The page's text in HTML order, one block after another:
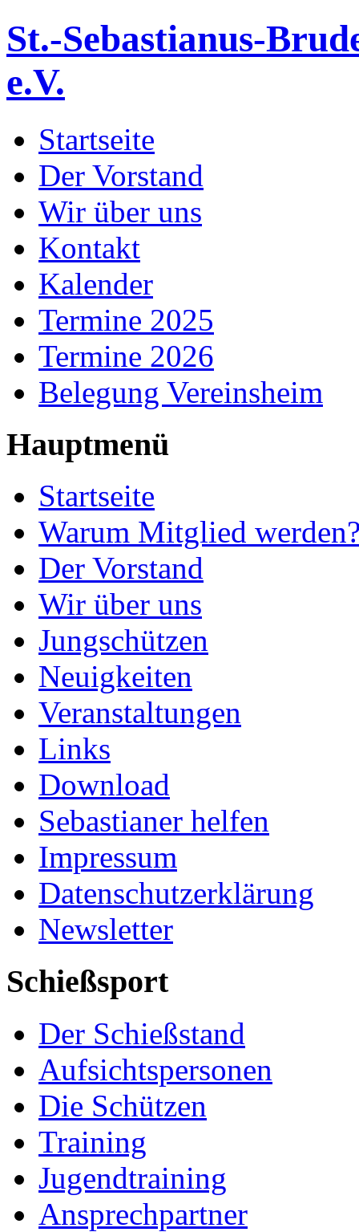
St.-Sebastianus-
e.V.
Startseite
Der Vorstand
Wir über uns
Kontakt
Kalender
Termine 2025
Termine 2026
Belegung Vereinsheim
Hauptmenü
Startseite
Warum Mitglied
Der Vorstand
Wir über uns
Jungschützen
Neuigkeiten
Veranstaltungen
Links
Download
Sebastianer helfen
Impressum
Datenschutzerklärung
Newsletter
Schießsport
Der Schießstand
Aufsichtspersonen
Die Schützen
Training
Jugendtraining
Ansprechpartner